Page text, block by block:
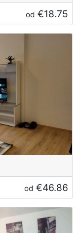
od €18.75
od €46.86